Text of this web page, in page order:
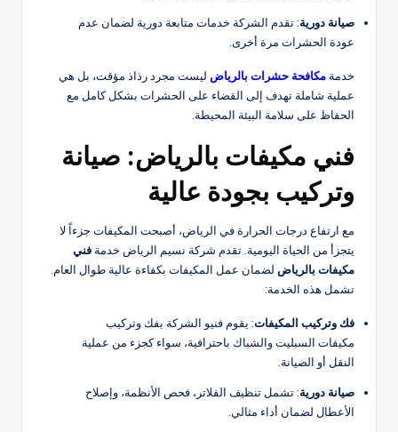
صيانة دورية: تقدم الشركة خدمات متابعة دورية لضمان عدم
عودة الحشرات مرة أخرى.
خدمة مكافحة حشرات بالرياض ليست مجرد رذاذ مؤقت، بل هي
عملية شاملة تهدف إلى القضاء على الحشرات بشكل كامل مع
الحفاظ على سلامة البيئة المحيطة.
فني مكيفات بالرياض: صيانة
وتركيب بجودة عالية
مع ارتفاع درجات الحرارة في الرياض، أصبحت المكيفات جزءاً لا
يتجزأ من الحياة اليومية. تقدم شركة نسيم الرياض خدمة فني
مكيفات بالرياض لضمان عمل المكيفات بكفاءة عالية طوال العام.
تشمل هذه الخدمة:
فك وتركيب المكيفات: يقوم فنيو الشركة بفك وتركيب
مكيفات السبليت والشباك باحترافية، سواء كجزء من عملية
النقل أو الصيانة.
صيانة دورية: تشمل تنظيف الفلاتر، فحص الأنظمة، وإصلاح
الأعطال لضمان أداء مثالي.